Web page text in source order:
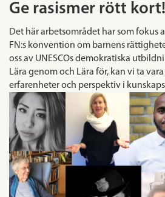
Ge rasismer rött kort!
Det här arbetsområdet har som fokus
FN:s konvention om barnens
oss av UNESCOs demokratiska
Lära genom och Lära för, kan vi ta
erfarenheter och perspektiv i